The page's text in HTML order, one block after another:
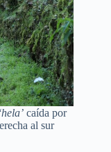
‘hela’ caída por
al sur